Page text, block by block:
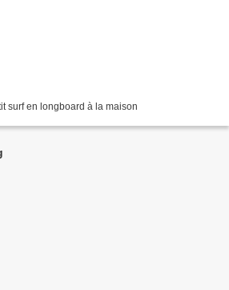
surf en longboard à la maison